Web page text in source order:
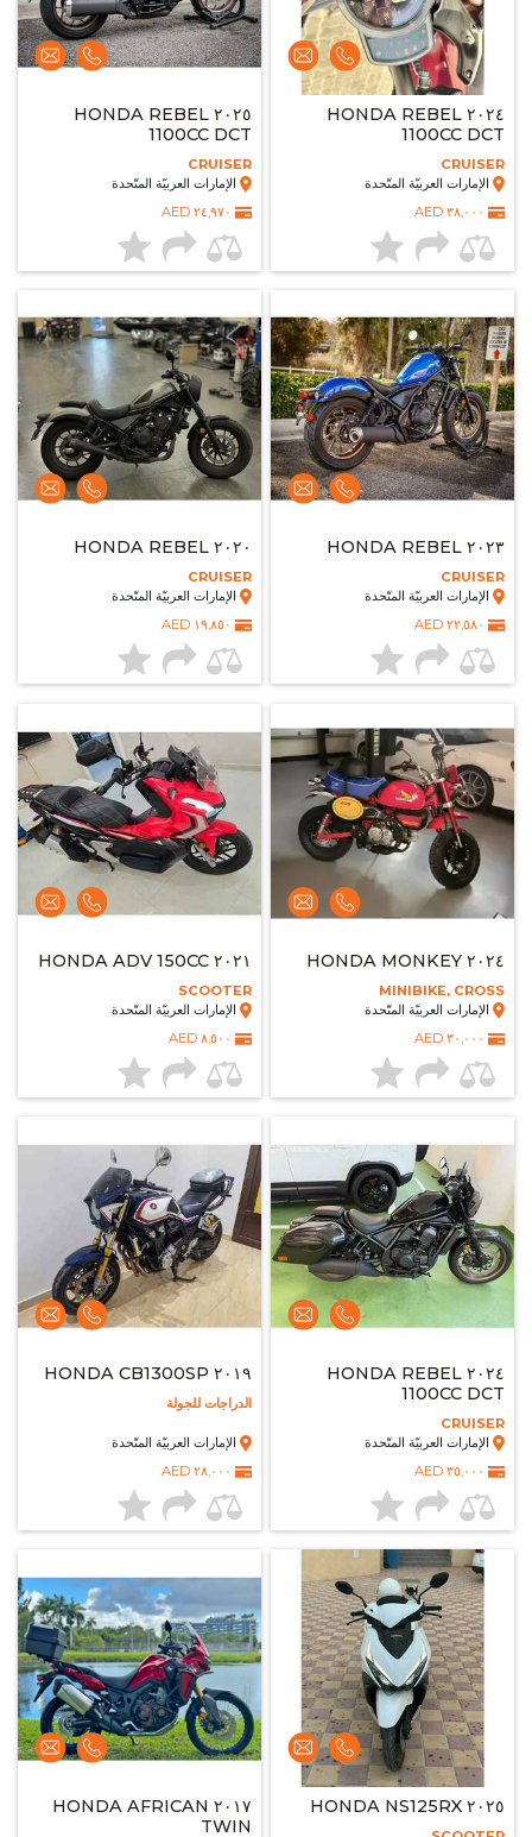
٢٠٢٤ HONDA REBEL
1100CC DCT
CRUISER
الإمارات العربيّة المتّحدة
٣٨,٠٠٠ AED
٢٠٢٥ HONDA REBEL
1100CC DCT
CRUISER
الإمارات العربيّة المتّحدة
٢٤,٩٧٠ AED
٢٠٢٣ HONDA REBEL
CRUISER
الإمارات العربيّة المتّحدة
٢٢,٥٨٠ AED
٢٠٢٠ HONDA REBEL
CRUISER
الإمارات العربيّة المتّحدة
١٩,٨٥٠ AED
٢٠٢٤ HONDA MONKEY
MINIBIKE, CROSS
الإمارات العربيّة المتّحدة
٣٠,٠٠٠ AED
٢٠٢١ HONDA ADV 150CC
SCOOTER
الإمارات العربيّة المتّحدة
٨,٥٠٠ AED
٢٠٢٤ HONDA REBEL
1100CC DCT
CRUISER
الإمارات العربيّة المتّحدة
٣٥,٠٠٠ AED
٢٠١٩ HONDA CB1300SP
الدراجات للجولة
الإمارات العربيّة المتّحدة
٢٨,٠٠٠ AED
٢٠٢٥ HONDA NS125RX
٢٠١٧ HONDA AFRICAN
TWIN